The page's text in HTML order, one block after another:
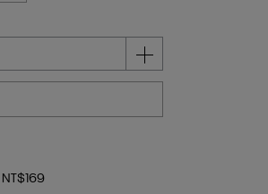
NT$169